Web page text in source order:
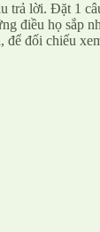
trả lời. Đặt 1
điều họ sắp
đối chiếu